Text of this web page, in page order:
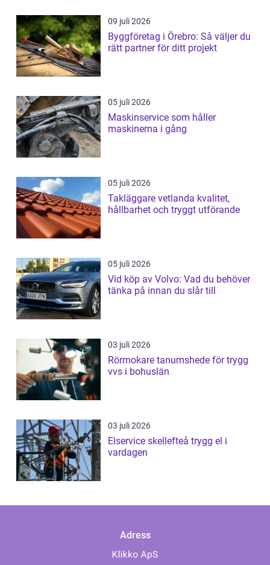
09 juli 2026
Byggföretag i Örebro: Så väljer du
rätt partner för ditt projekt
05 juli 2026
Maskinservice som håller
maskinerna i gång
05 juli 2026
Takläggare vetlanda kvalitet,
hållbarhet och tryggt utförande
05 juli 2026
Vid köp av Volvo: Vad du behöver
tänka på innan du slår till
03 juli 2026
Rörmokare tanumshede för trygg
vvs i bohuslän
03 juli 2026
Elservice skellefteå trygg el i
vardagen
Adress